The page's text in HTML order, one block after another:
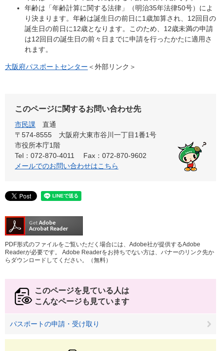
年齢は「年齢計算に関する法律」（明治35年法律50号）によ
り決まります。年齢は誕生日の前日に1歳加算され、12回目の
誕生日の前日に12歳となります。このため、12歳未満の申請
は12回目の誕生日の前々日までに申請を行ったかたに適用さ
れます。
大阪府パスポートセンター ＜外部リンク＞
このページに関するお問い合わせ先
市民課
直通
〒574-8555 大阪府大東市谷川一丁目1番1号
市役所本庁1階
Tel：072-870-4011
Fax：072-870-9602
メールでのお問い合わせはこちら
PDF形式のファイルをご覧いただく場合には、Adobe社が提供するAdobe
Readerが必要です。
Adobe Readerをお持ちでない方は、バナーのリンク先か
らダウンロードしてください。（無料）
このページを見ている人は
こんなページも見ています
パスポートの申請・受け取り